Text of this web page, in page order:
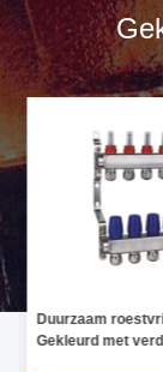
Duurzaam
Gekleurd met